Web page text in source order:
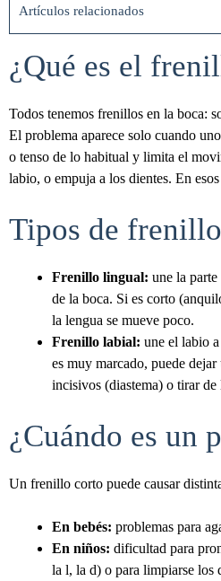
Artículos relacionados
¿Qué es el
Todos tenemos frenillos en la boca:
El problema aparece solo cuando
o tenso de lo habitual y limita el
labio, o empuja a los dientes. En
Tipos de frenillo
Frenillo lingual: une la
de la boca. Si es corto
la lengua se mueve poco.
Frenillo labial: une el labio
es muy marcado, puede
incisivos (diastema) o tirar de
¿Cuándo es un
Un frenillo corto puede causar
En bebés: problemas para
En niños: dificultad para
la l, la d) o para limpiarse los